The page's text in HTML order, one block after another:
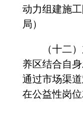
动力组建施
局）
（十二）加
养区结合自
通过市场渠
在公益性岗